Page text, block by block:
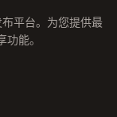
平台。为您提供最
能。